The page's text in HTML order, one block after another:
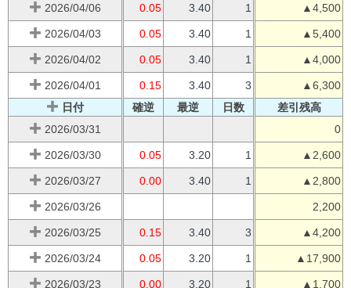
2026/04/06 0.05 3.40 1 ▲4,500
2026/04/03 0.05 3.40 1 ▲5,400
2026/04/02 0.05 3.40 1 ▲4,000
2026/04/01 0.15 3.40 3
▲6,300
日付
確逆 最逆 日数
差引残高
2026/03/31
0
2026/03/30 0.05 3.20 1 ▲2,600
2026/03/27 0.00 3.40 1 ▲2,800
2026/03/26 2,200
2026/03/25 0.15 3.40 3 ▲4,200
2026/03/24 0.05 3.20 1 ▲17,900
2026/03/23 0.00 3.20 1 ▲1,700